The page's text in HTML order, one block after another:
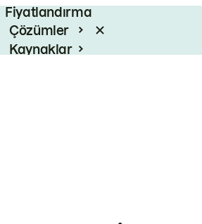
Fiyatlandırma
Çözümler
Kaynaklar